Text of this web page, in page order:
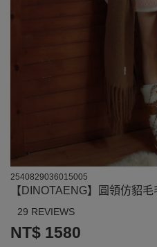
2540829036015005
【DINOTAENG】圓領仿貂
29 REVIEWS
NT$ 1580